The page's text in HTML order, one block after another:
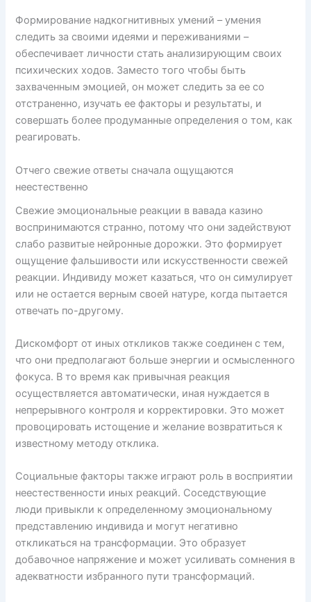
Формирование надкогнитивных умений – умения
следить за своими идеями и переживаниями –
обеспечивает личности стать анализирующим своих
психических ходов. Заместо того чтобы быть
захваченным эмоцией, он может следить за ее со
отстраненно, изучать ее факторы и результаты, и
совершать более продуманные определения о том, как
реагировать.
Отчего свежие ответы сначала ощущаются
неестественно
Свежие эмоциональные реакции в вавада казино
воспринимаются странно, потому что они задействуют
слабо развитые нейронные дорожки. Это формирует
ощущение фальшивости или искусственности свежей
реакции. Индивиду может казаться, что он симулирует
или не остается верным своей натуре, когда пытается
отвечать по-другому.
Дискомфорт от иных откликов также соединен с тем,
что они предполагают больше энергии и осмысленного
фокуса. В то время как привычная реакция
осуществляется автоматически, иная нуждается в
непрерывного контроля и корректировки. Это может
провоцировать истощение и желание возвратиться к
известному методу отклика.
Социальные факторы также играют роль в восприятии
неестественности иных реакций. Соседствующие
люди привыкли к определенному эмоциональному
представлению индивида и могут негативно
откликаться на трансформации. Это образует
добавочное напряжение и может усиливать сомнения в
адекватности избранного пути трансформаций.